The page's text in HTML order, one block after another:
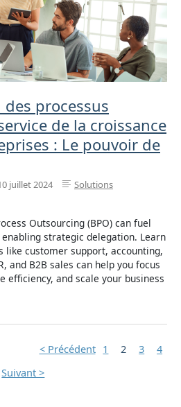
processus
de la croissance
: Le pouvoir de
juillet 2024
Solutions
Outsourcing (BPO) can fuel
strategic delegation. Learn
like customer support, accounting,
and B2B sales can help you focus
efficiency, and scale your business
< Précédent 1 2 3
4
Suivant >